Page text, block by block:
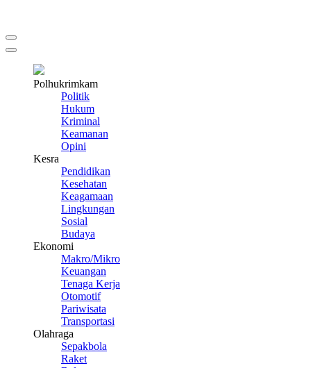
Polhukrimkam
Politik
Hukum
Kriminal
Keamanan
Opini
Kesra
Pendidikan
Kesehatan
Keagamaan
Lingkungan
Sosial
Budaya
Ekonomi
Makro/Mikro
Keuangan
Tenaga Kerja
Otomotif
Pariwisata
Transportasi
Olahraga
Sepakbola
Raket